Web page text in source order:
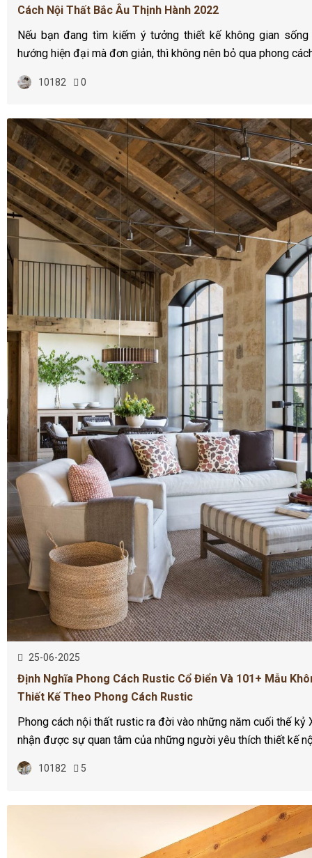
Cách Nội Thất Bắc Âu Thịnh Hành 2022
Nếu bạn đang tìm kiếm ý tưởng thiết kế không gian
hướng hiện đại mà đơn giản, thì không nên bỏ qua phong
10182 0
25-06-2025
Định Nghĩa Phong Cách Rustic Cổ Điển Và 101+ Mẫu
Thiết Kế Theo Phong Cách Rustic
Phong cách nội thất rustic ra đời vào những năm cuối thế kỷ
nhận được sự quan tâm của những người yêu thích thiết kế
10182 5